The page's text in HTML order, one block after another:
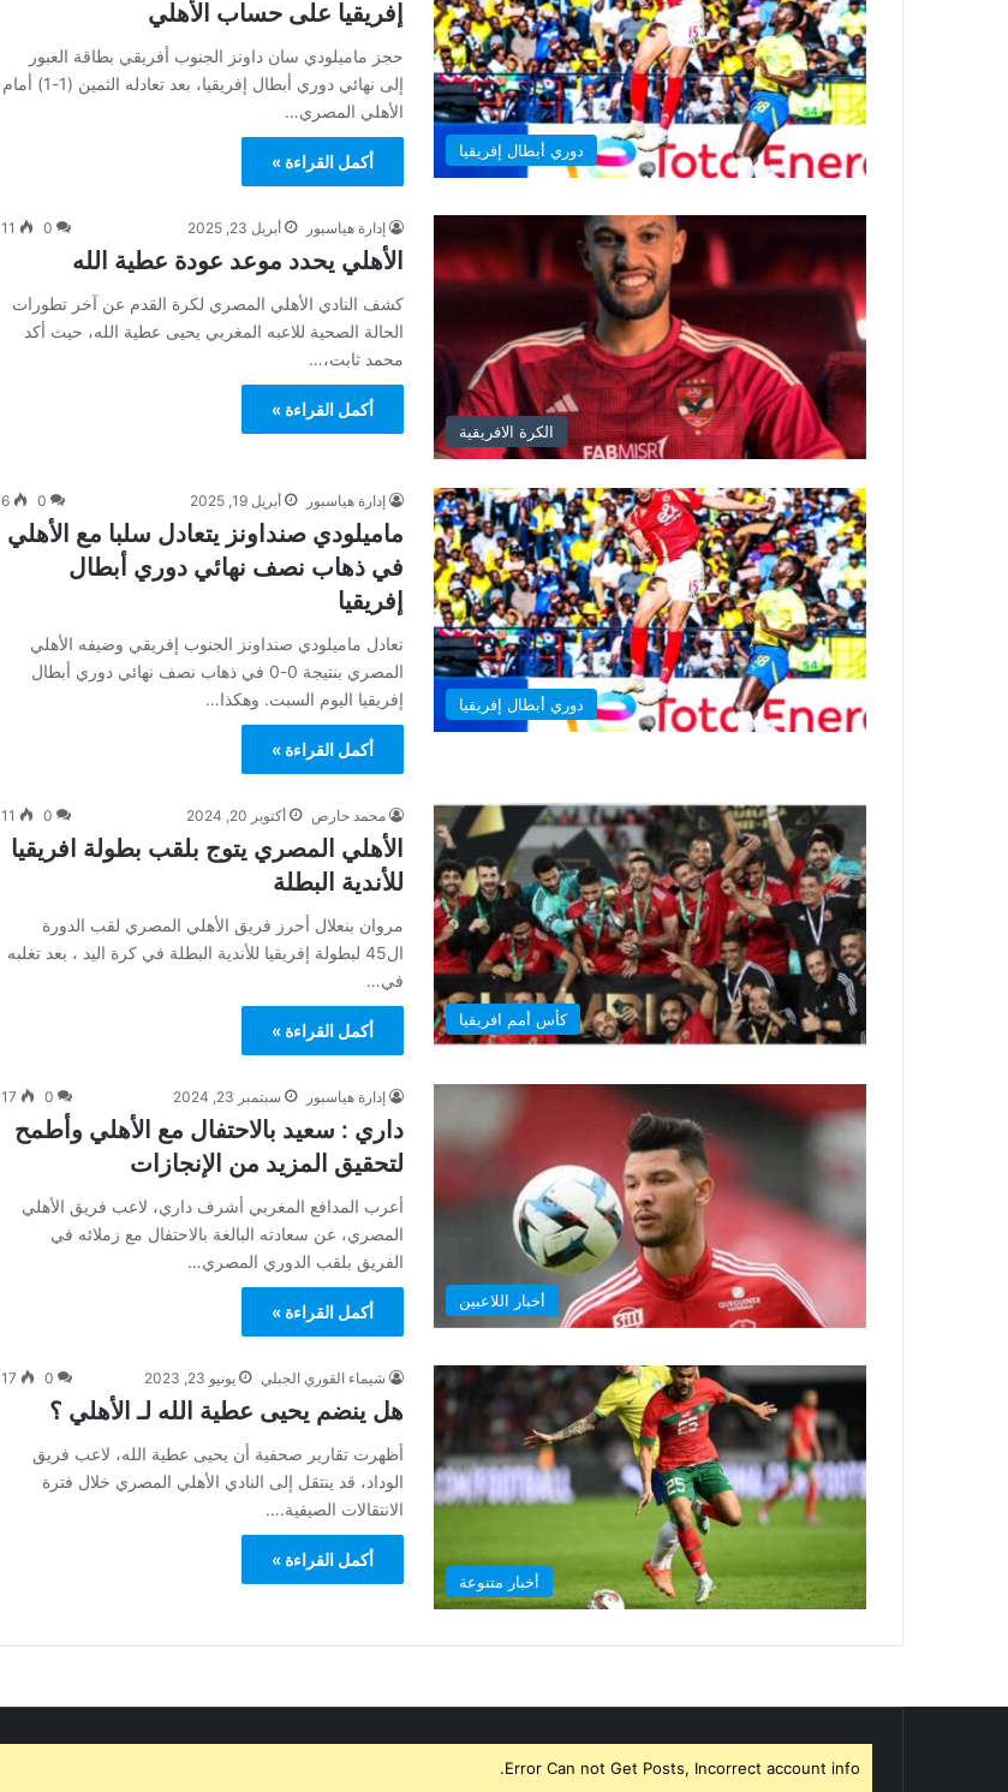
دوري أبطال إفريقيا
إفريقيا على حساب الأهلي
حجز ماميلودي سان داونز الجنوب أفريقي بطاقة العبور
إلى نهائي دوري أبطال إفريقيا، بعد تعادله الثمين (1-1) أمام
الأهلي المصري…
أكمل القراءة »
الكرة الافريقية
إدارة هياسبور أبريل 23, 2025 0
11
الأهلي يحدد موعد عودة عطية الله
كشف النادي الأهلي المصري لكرة القدم عن آخر تطورات
الحالة الصحية للاعبه المغربي يحيى عطية الله، حيث أكد
محمد ثابت،…
أكمل القراءة »
دوري أبطال إفريقيا
إدارة هياسبور أبريل 19, 2025 0
6
ماميلودي صنداونز يتعادل سلبا مع الأهلي
في ذهاب نصف نهائي دوري أبطال
إفريقيا
تعادل ماميلودي صنداونز الجنوب إفريقي وضيفه الأهلي
المصري بنتيجة 0-0 في ذهاب نصف نهائي دوري أبطال
إفريقيا اليوم السبت. وهكذا…
أكمل القراءة »
كأس أمم افريقيا
محمد حارص أكتوبر 20, 2024 0
11
الأهلي المصري يتوج بلقب بطولة افريقيا
للأندية البطلة
مروان بنعلال أحرز فريق الأهلي المصري لقب الدورة
ال45 لبطولة إفريقيا للأندية البطلة في كرة اليد ، بعد تغلبه
في…
أكمل القراءة »
أخبار اللاعبين
إدارة هياسبور سبتمبر 23, 2024 0
17
داري : سعيد بالاحتفال مع الأهلي وأطمح
لتحقيق المزيد من الإنجازات
أعرب المدافع المغربي أشرف داري، لاعب فريق الأهلي
المصري، عن سعادته البالغة بالاحتفال مع زملائه في
الفريق بلقب الدوري المصري…
أكمل القراءة »
أخبار متنوعة
شيماء القوري الجبلي يونيو 23, 2023 0
17
هل ينضم يحيى عطية الله لـ الأهلي ؟
أظهرت تقارير صحفية أن يحيى عطية الله، لاعب فريق
الوداد، قد ينتقل إلى النادي الأهلي المصري خلال فترة
الانتقالات الصيفية.…
أكمل القراءة »
Error Can not Get Posts, Incorrect account info.